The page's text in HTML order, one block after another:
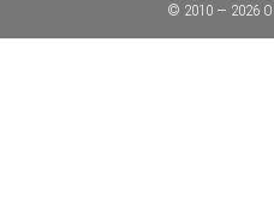
© 2010 — 2026